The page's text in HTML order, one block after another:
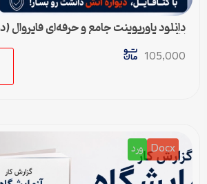
دانلود پاورپوینت جامع و حرفه‌ای فایروال
ارائه و پروژه
105,000
Docx ورد